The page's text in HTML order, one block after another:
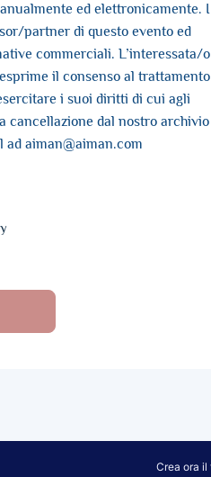
ed elettronicamente. I
partner di questo evento ed
commerciali. L’interessata/o
il consenso al trattamento
i suoi diritti di cui agli
cancellazione dal nostro archivio
aiman@aiman.com